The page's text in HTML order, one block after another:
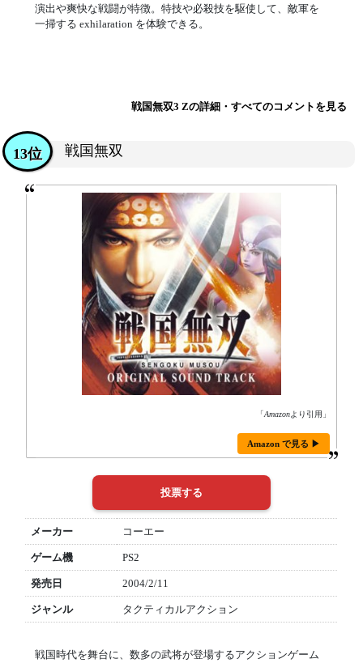
演出や爽快な戦闘が特徴。特技や必殺技を駆使して、敵軍を
一掃する exhilaration を体験できる。
戦国無双3 Zの詳細・すべてのコメントを見る
戦国無双
13位
「Amazonより引用」
Amazon で見る ▶
メーカー コーエー
ゲーム機 PS2
発売日 2004/2/11
ジャンル タクティカルアクション
戦国時代を舞台に、数多の武将が登場するアクションゲーム